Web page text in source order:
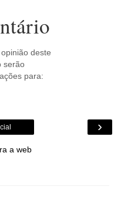
deste
serão
para:
›
a web